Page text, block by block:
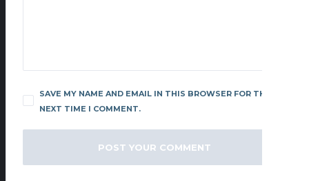
SAVE MY NAME AND EMAIL IN THIS BROWSER FOR THE
NEXT TIME I COMMENT.